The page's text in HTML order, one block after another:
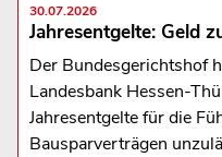
30.07.2026
Jahresentgelte: Geld
Der Bundesgerichtshof
Landesbank Hessen-
Jahresentgelte für die
Bausparverträgen